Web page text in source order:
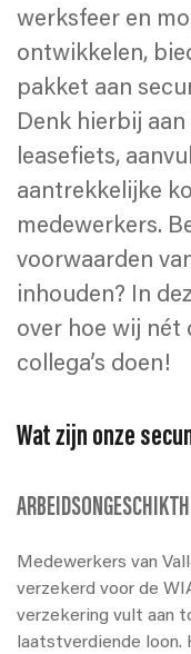
werksfeer en
ontwikkelen,
pakket aan
Denk hierbij
leasefiets,
aantrekkelijke
medewerkers.
voorwaarden
inhouden? In
over hoe wij nét
collega’s doen!
Wat zijn onze
Medewerkers van
verzekerd voor de
verzekering vult aan
laatstverdiende loon.